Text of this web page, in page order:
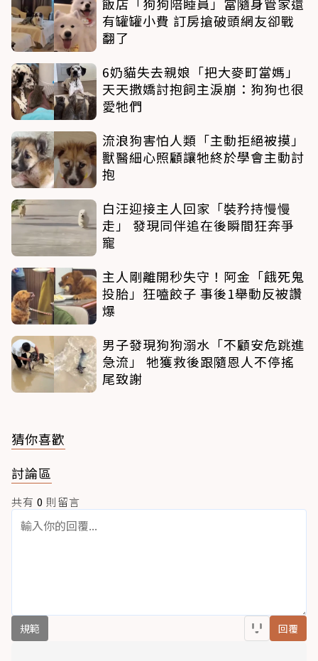
有罐罐小費 訂房搶破頭網友卻戰
翻了
6奶貓失去親娘「把大麥町當媽」
天天撒嬌討抱飼主淚崩：狗狗也很
愛牠們
流浪狗害怕人類「主動拒絕被摸」
獸醫細心照顧讓牠終於學會主動討
抱
白汪迎接主人回家「裝矜持慢慢
走」 發現同伴追在後瞬間狂奔爭
寵
主人剛離開秒失守！阿金「餓死鬼
投胎」狂嗑餃子 事後1舉動反被讚
爆
男子發現狗狗溺水「不顧安危跳進
急流」 牠獲救後跟隨恩人不停搖
尾致謝
猜你喜歡
討論區
共有 0 則留言
規範 回覆